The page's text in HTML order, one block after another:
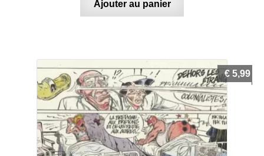
Ajouter au panier
€ 5,99